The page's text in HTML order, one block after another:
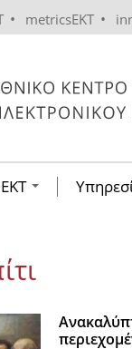
• metricsEKT •